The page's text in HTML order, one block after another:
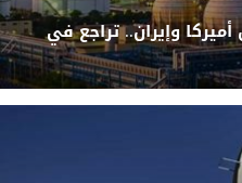
وإيران.. تراجع في